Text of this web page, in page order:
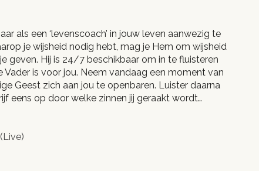
als een ‘levenscoach’ in jouw leven aanwezig te
je wijsheid nodig hebt, mag je Hem om wijsheid
geven. Hij is 24/7 beschikbaar om in te fluisteren
Vader is voor jou. Neem vandaag een moment van
Geest zich aan jou te openbaren. Luister daarna
eens op door welke zinnen jij geraakt wordt…